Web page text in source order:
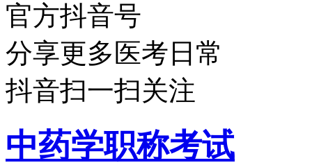
官方抖音号
分享更多医考日常
抖音扫一扫关注
中药学职称考试